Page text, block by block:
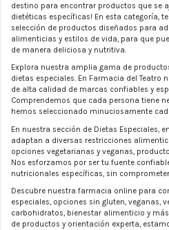
destino para encontrar productos que se
dietéticas específicas! En esta categoría,
selección de productos diseñados para
alimenticias y estilos de vida, para que
de manera deliciosa y nutritiva.
Explora nuestra amplia gama de
dietas especiales. En Farmacia del Teatro
de alta calidad de marcas confiables y
Comprendemos que cada persona tiene
hemos seleccionado minuciosamente
En nuestra sección de Dietas Especiales,
adaptan a diversas restricciones
opciones vegetarianas y veganas,
Nos esforzamos por ser tu fuente
nutricionales específicas, sin
Descubre nuestra farmacia online para
especiales, opciones sin gluten, veganas,
carbohidratos, bienestar alimenticio y
de productos y orientación experta,